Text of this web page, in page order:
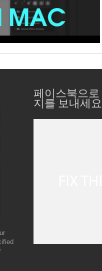
페이스북으로
지를 보내세